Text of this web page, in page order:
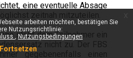
arbeiten möchten, bestätigen Sie
Nutzungsrichtlinie:
Nutzungsbedingungen
Fortsetzen
eine eventuelle Absage
zeitnah mitzuteilen.
steht dem Teilnehmer ein
nicht zu. Der FBS
gegebenenfalls einen